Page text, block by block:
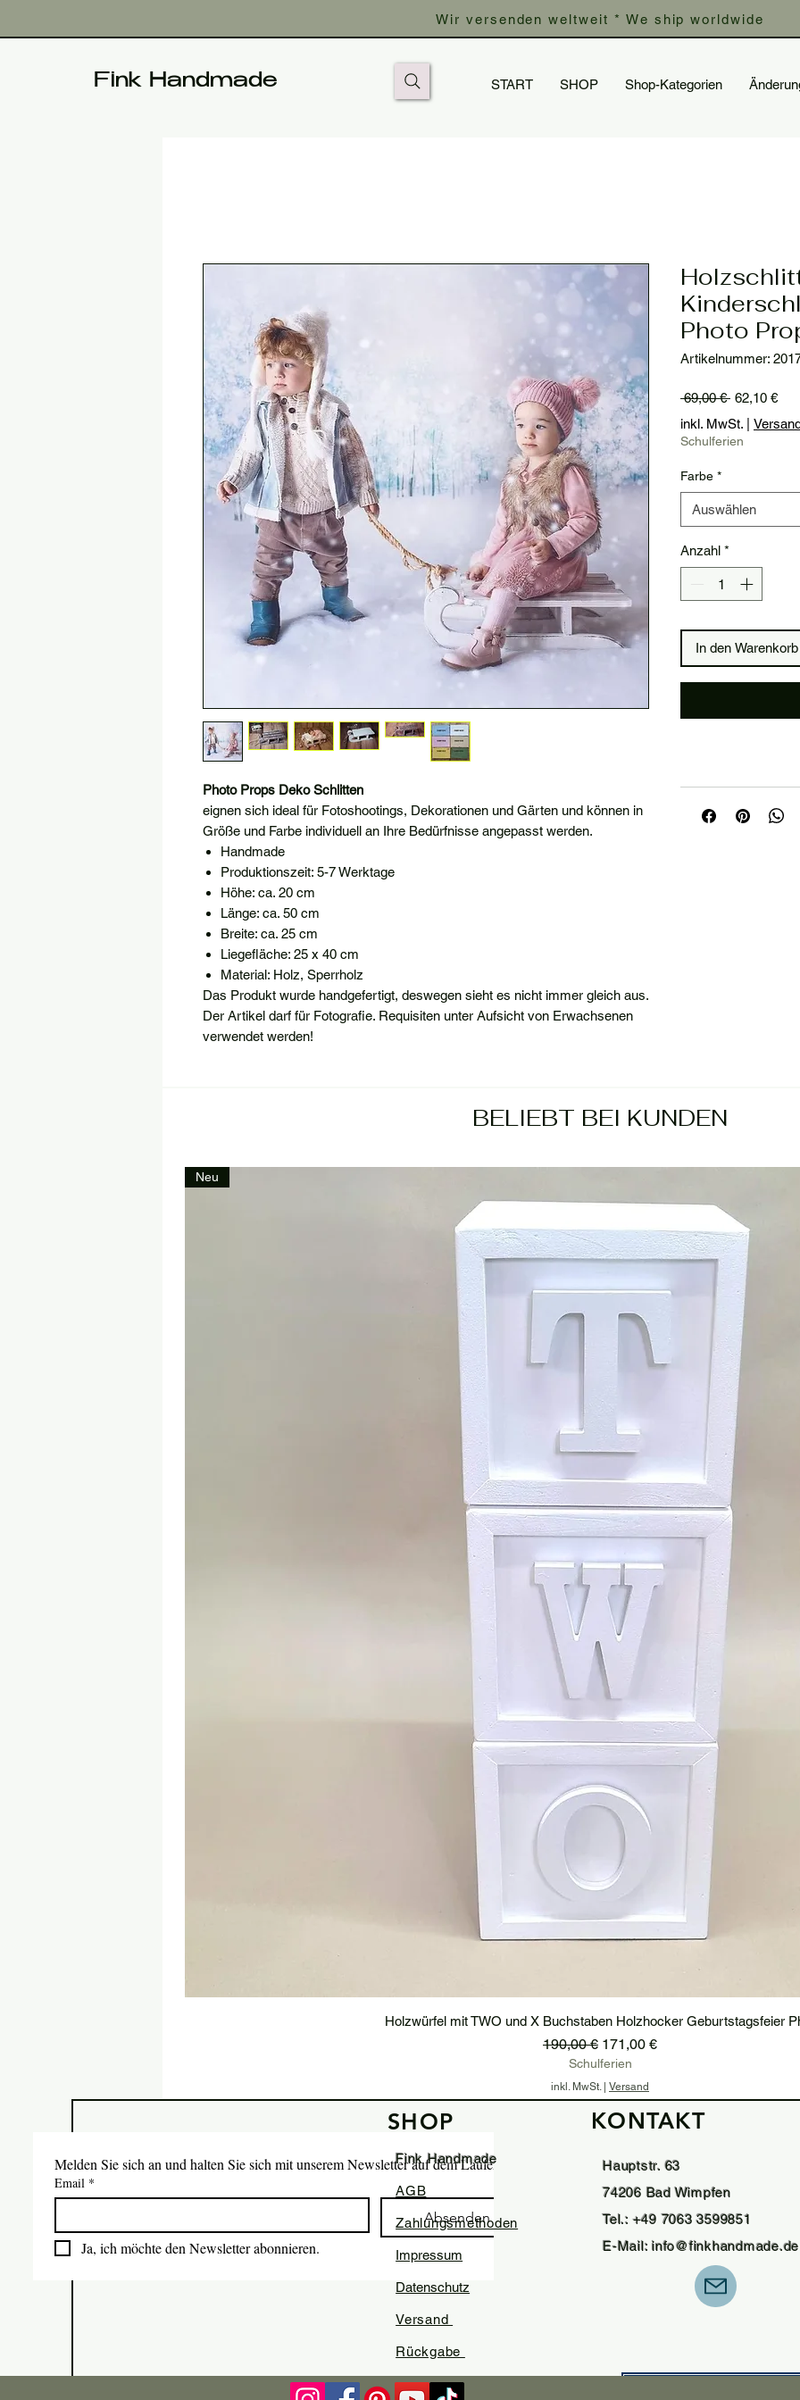
Wir versenden weltweit * We ship worldwide
Fink Handmade START SHOP Shop-Kategorien
Photo Props Deko Schlitten
eignen sich ideal für Fotoshootings, Dekorationen und Gärten und können in
Größe und Farbe individuell an Ihre Bedürfnisse angepasst werden.
Handmade
Produktionszeit: 5-7 Werktage
Höhe: ca. 20 cm
Länge: ca. 50 cm
Breite: ca. 25 cm
Liegefläche: 25 x 40 cm
Material: Holz, Sperrholz
Das Produkt wurde handgefertigt, deswegen sieht es nicht immer gleich aus.
Der Artikel darf für Fotografie. Requisiten unter Aufsicht von Erwachsenen
verwendet werden!
Photo
Artikelnummer:
69,00 € 62,10 €
inkl. MwSt.
Schulferien
Farbe *
Auswählen
Anzahl *
In den Warenkorb
BELIEBT BEI KUNDEN
Neu
Holzwürfel mit TWO und X Buchstaben Holzhocker Geburtstagsfeier
Standardpreis
190,00 € Sale-Preis
171,00 €
Schulferien
inkl. MwSt.| Versand
In den Warenkorb
Melden Sie sich an und halten Sie sich mit unserem Newsletter auf dem Laufenden.
Email *
Absenden
Ja, ich möchte den Newsletter abonnieren.
SHOP
Fink Handmade
AGB
Zahlungsmethoden
Impressum
Datenschutz
Versand
Rückgabe
KONTAKT
Hauptstr. 63
74206 Bad Wimpfen
Tel.: +49 7063 3599851
E-Mail:info@finkhandmade.de